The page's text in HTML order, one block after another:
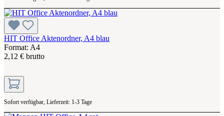
HIT Office Aktenordner, A4 blau
Format: A4
2,12 € brutto
Sofort verfügbar, Lieferzeit: 1-3 Tage